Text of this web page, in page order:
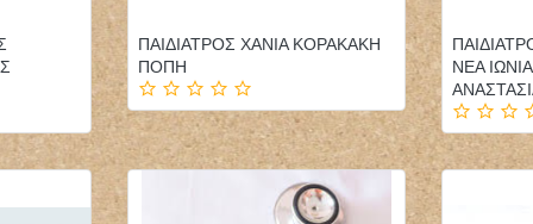
ΚΛΩΝΑΡΗΣ ΜΙΛΤΙΑΔΗΣ
ΟΔΟΝΤΙΑΤΡΟΣ
ΧΕΙΡΟΥΡΓΟΣ ΚΑΛΑΜΑΡΙΑ
ΠΑΝΑΓΟΠΟΥΛΟΥ ΜΑΡΙΑ
ΠΑΙΔΙΑΤΡΟΣ ΧΑΝΙΑ ΚΟΡΑΚΑΚΗ
ΠΟΠΗ
ΝΕΑ
ΠΑΠΑΧΡΙΣΤΟΠΟΥΛΟΥ
ΒΑΣΙΛΙΚΗ